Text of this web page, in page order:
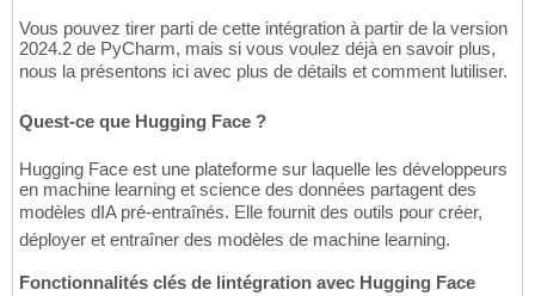
Vous pouvez tirer parti de cette intégration à partir de la version
2024.2 de PyCharm, mais si vous voulez déjà en savoir plus,
nous la présentons ici avec plus de détails et comment lutiliser.
Quest-ce que Hugging Face ?
Hugging Face est une plateforme sur laquelle les développeurs
en machine learning et science des données partagent des
modèles dIA pré-entraînés. Elle fournit des outils pour créer,
déployer et entraîner des modèles de machine learning.
Fonctionnalités clés de lintégration avec Hugging Face